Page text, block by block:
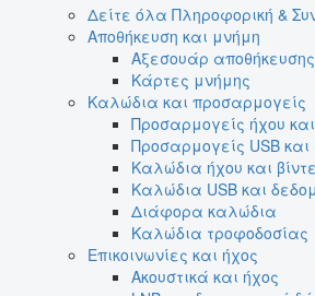
Δείτε όλα Πληροφορική &
Αποθήκευση και μνήμη
Αξεσουάρ αποθήκευσης
Κάρτες μνήμης
Καλώδια και προσαρμογείς
Προσαρμογείς ήχου και
Προσαρμογείς USB και
Καλώδια ήχου και
Καλώδια USB και
Διάφορα καλώδια
Καλώδια τροφοδοσίας
Επικοινωνίες και ήχος
Ακουστικά και ήχος